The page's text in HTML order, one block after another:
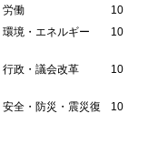
労働 10
環境・エネルギー 10
行政・議会改革 10
安全・防災・震災復
10